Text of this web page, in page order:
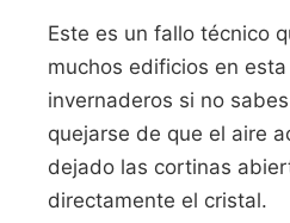
Este es un fallo técnico
muchos edificios en
invernaderos si no
quejarse de que el aire
dejado las cortinas
directamente el cristal.